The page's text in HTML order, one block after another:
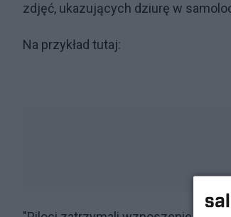
zdjęć, ukazujących dziurę w
Na przykład tutaj: